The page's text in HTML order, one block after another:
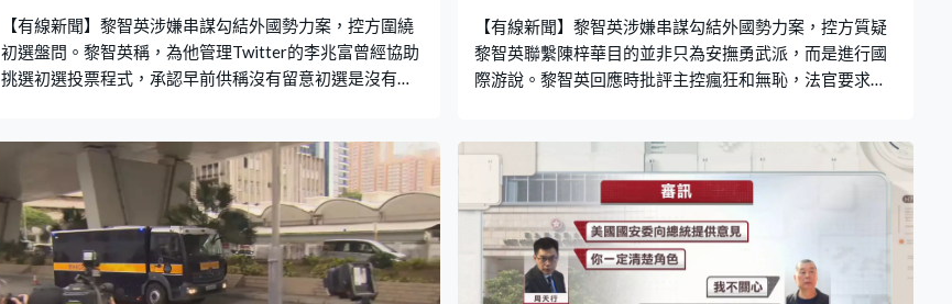
【有線新聞】黎智英涉嫌串謀勾結外國勢力案，控方圍繞
初選盤問。黎智英稱，為他管理Twitter的李兆富曾經協助
挑選初選投票程式，承認早前供稱沒有留意初選是沒有說
舉最有利的部署，形式與初選類似。他在訊息中，向李永
達提及李兆富「是初選程式的始作俑者」，叫李永達找李
兆富討論，因為李兆富熟悉網上投票，所以負責尋找合適
的投票軟件，但程式並非由他開發，只是參與討論和提出
意見。黎智英說，用電子投票是李兆富的主意，自己認同
這是最方便的模式，補充可以用手機投票。 法官李運騰關
【有線新聞】黎智英涉嫌串謀勾結外國勢力案，控方質疑
黎智英聯繫陳梓華目的並非只為安撫勇武派，而是進行國
際游說。黎智英回應時批評主控瘋狂和無恥，法官要求他
刑事檢控專員周天行質疑有多個版本，黎智英說將「勇
武」演繹成「前線」對他而言並無衝突。他指陳梓華處理
眾籌登報是勇武派其中一名領袖，可安撫暴力示威者，亦
是他與陳梓華聯繫的唯一目的。陳梓華其他範疇的工作他
也有興趣，例如可連繫國際登報團隊和美國香港民主委員
會。訊息顯示黎智英曾經建議陳梓華可在倫敦會見「香港